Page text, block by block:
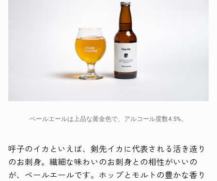
ペールエールは上品な黄金色で、アルコール度数4.5%。
呼子のイカといえば、剣先イカに代表される活き造り
のお刺身。繊細な味わいのお刺身との相性がいいの
が、ペールエールです。ホップとモルトの豊かな香り